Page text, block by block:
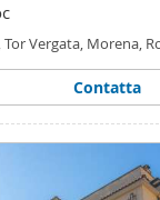
Tor Vergata, Morena,
Contatta